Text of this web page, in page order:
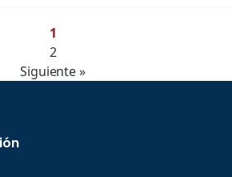
1
2
Siguiente »